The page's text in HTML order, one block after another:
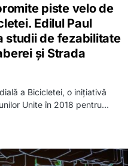
piste velo de
Edilul Paul
studii de fezabilitate
și Strada
a Bicicletei, o inițiativă
Unite în 2018 pentru…